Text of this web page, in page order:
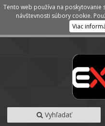
Kategórie
Vyhľadať
Tento web používa na poskytovanie
návštevnosti súbory cookie.
Viac